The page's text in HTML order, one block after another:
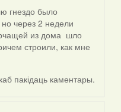
гнездо было
через 2 недели
из дома шло
строили, как мне
каб пакідаць каментары.